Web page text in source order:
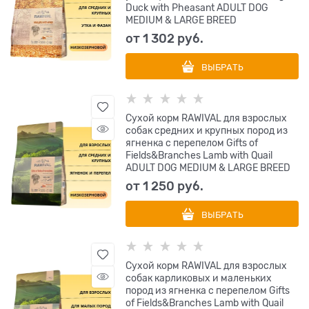
Duck with Pheasant ADULT DOG
MEDIUM & LARGE BREED
от1 302 руб.
ВЫБРАТЬ
Сухой корм RAWIVAL для взрослых
собак средних и крупных пород из
ягненка с перепелом Gifts of
Fields&Branches Lamb with Quail
ADULT DOG MEDIUM & LARGE BREED
от1 250 руб.
ВЫБРАТЬ
Сухой корм RAWIVAL для взрослых
собак карликовых и маленьких
пород из ягненка с перепелом Gifts
of Fields&Branches Lamb with Quail